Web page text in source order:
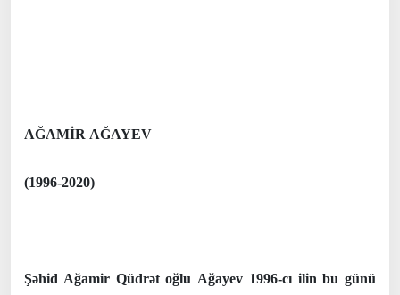
AĞAMİR AĞAYEV
(1996-2020)
Şəhid Ağamir Qüdrət oğlu Ağayev 1996-cı ilin bu günü